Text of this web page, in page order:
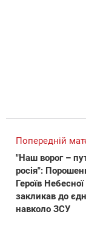
Попередній
"Наш ворог –
росія":
Героїв
закликав до
навколо ЗСУ